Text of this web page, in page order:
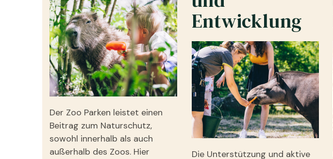
Der Zoo Parken leistet einen
Beitrag zum Naturschutz,
sowohl innerhalb als auch
außerhalb des Zoos. Hier
Entwicklung
Die Unterstützung und aktive